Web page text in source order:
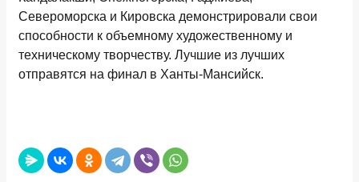
Североморска и Кировска демонстрировали свои
способности к объемному художественному и
техническому творчеству. Лучшие из лучших
отправятся на финал в Ханты-Мансийск.